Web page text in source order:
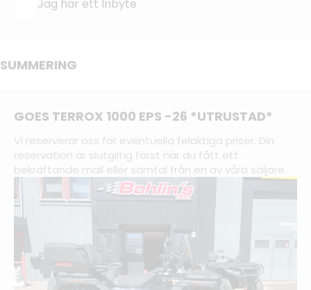
Jag har ett Inbyte
SUMMERING
GOES TERROX 1000 EPS -26 *UTRUSTAD*
Vi reserverar oss för eventuella felaktiga priser. Din
reservation är slutgiltig först när du fått ett
bekräftande mail eller samtal från en av våra säljare.